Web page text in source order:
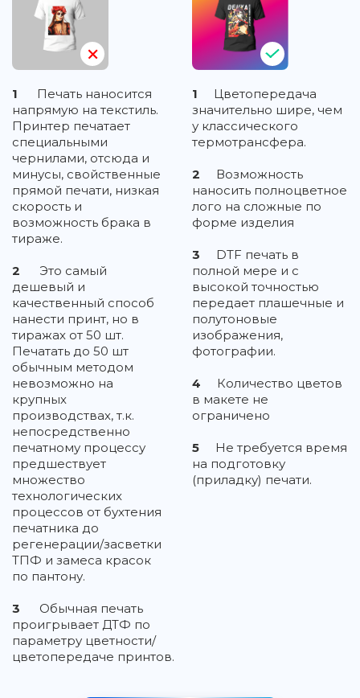
1
Печать наносится
напрямую на текстиль.
Принтер печатает
специальными
чернилами, отсюда и
минусы, свойственные
прямой печати, низкая
скорость и
возможность брака в
тираже.
2
Это самый
дешевый и
качественный способ
нанести принт, но в
тиражах от 50 шт.
Печатать до 50 шт
обычным методом
невозможно на
крупных
производствах, т.к.
непосредственно
печатному процессу
предшествует
множество
технологических
процессов от бухтения
печатника до
регенерации/засветки
ТПФ и замеса красок
по пантону.
3
Обычная печать
проигрывает ДТФ по
параметру цветности/
цветопередаче принтов.
1
Цветопередача
значительно шире, чем
у классического
термотрансфера.
2
Возможность
наносить полноцветное
лого на сложные по
форме изделия
3
DTF печать в
полной мере и с
высокой точностью
передает плашечные и
полутоновые
изображения,
фотографии.
4
Количество цветов
в макете не
ограничено
5
Не требуется время
на подготовку
(приладку) печати.